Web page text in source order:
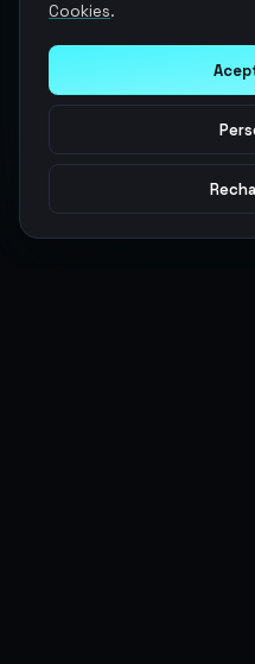
Cookies.